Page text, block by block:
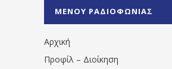
1531194763766854/"
ΜΕΝΟΥ ΡΑΔΙΟΦΩΝΙΑΣ
Αρχική
Προφίλ – Διοίκηση